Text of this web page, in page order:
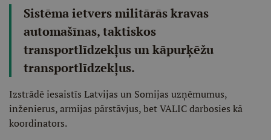
Sistēma ietvers militārās kravas
automašīnas, taktiskos
transportlīdzekļus un kāpurķēžu
transportlīdzekļus.
Izstrādē iesaistīs Latvijas un Somijas uzņēmumus,
inženierus, armijas pārstāvjus, bet VALIC darbosies kā
koordinators.